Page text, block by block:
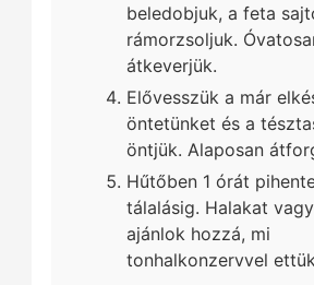
beledobjuk, a feta
rámorzsoljuk.
átkeverjük.
Elővesszük a már
öntetünket és a
öntjük. Alaposan
Hűtőben 1 órát
tálalásig. Halakat
ajánlok hozzá, mi
tonhalkonzervvel